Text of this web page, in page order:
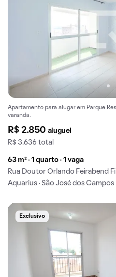
Apartamento para alugar em Parque
varanda.
R$ 2.850 aluguel
R$ 3.636 total
63 m² · 1 quarto · 1 vaga
Rua Doutor Orlando Feirabend
Aquarius · São José dos Campos
Exclusivo